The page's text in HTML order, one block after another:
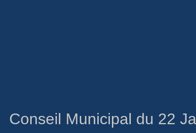
Conseil Municipal du 22